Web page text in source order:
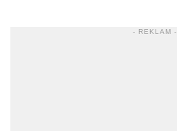
- REKLAM -